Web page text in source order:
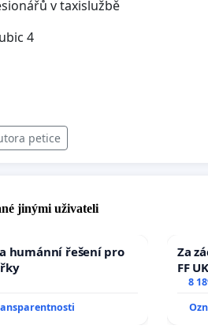
v
4
petice
jinými uživateli
humánní řešení pro
Za
FF
the
8